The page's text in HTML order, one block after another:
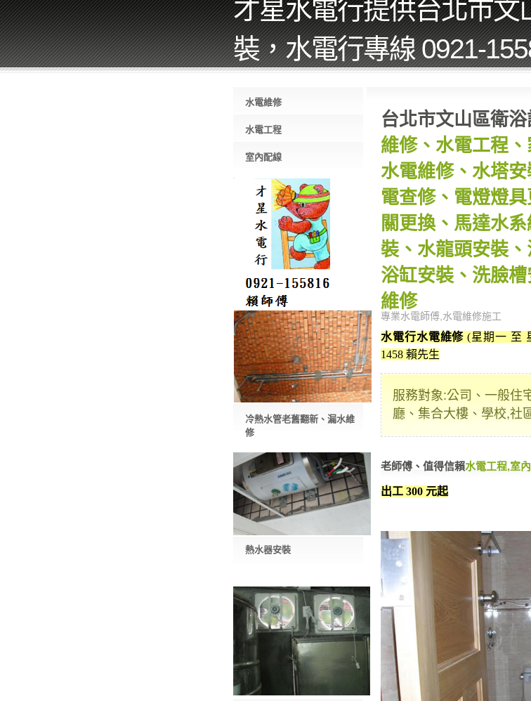
才星水電行提供台北市文
裝，水電行專線 0921-
水電維修
水電工程
室內配線
冷熱水管老舊翻新、漏水維
修
熱水器安裝
台北市文山區衛
維修、水電工程
水電維修、水塔
電查修、電燈燈
關更換、馬達水
裝、水龍頭安裝
浴缸安裝、洗臉
維修
專業水電師傅,水電維修施工
水電行水電維修 (星期一 至
1458 賴先生
服務對象:公司、一般住
廳、集合大樓、學校,社
老師傅、值得信賴水電工程,室
出工 300 元起